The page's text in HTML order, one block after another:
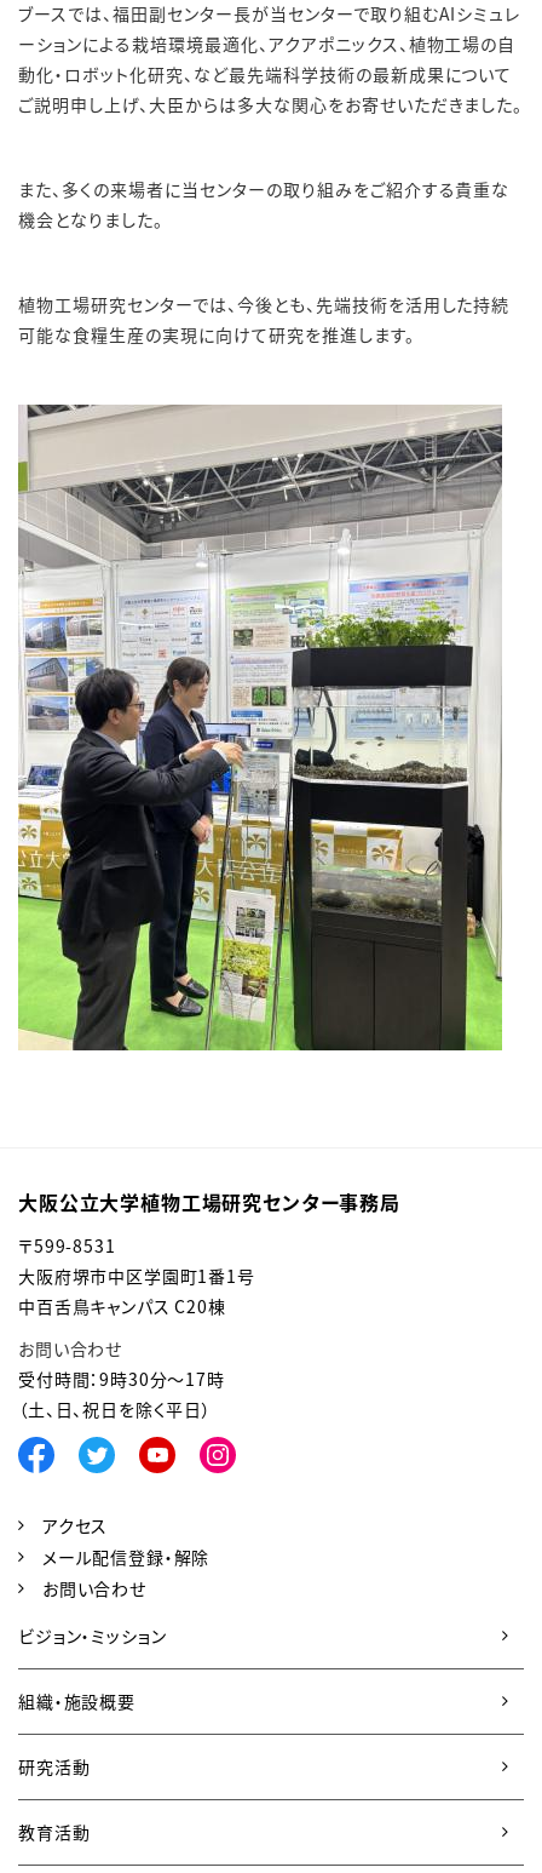
ブースでは、福田副センター長が当センターで取り組むAIシミュレ
ーションによる栽培環境最適化、アクアポニックス、植物工場の自
動化・ロボット化研究、など最先端科学技術の最新成果について
ご説明申し上げ、大臣からは多大な関心をお寄せいただきました。
また、多くの来場者に当センターの取り組みをご紹介する貴重な
機会となりました。
植物工場研究センターでは、今後とも、先端技術を活用した持続
可能な食糧生産の実現に向けて研究を推進します。
大阪公立大学植物工場研究センター事務局
〒599-8531
大阪府堺市中区学園町1番1号
中百舌鳥キャンパス C20棟
お問い合わせ
受付時間：9時30分～17時
（土、日、祝日を除く平日）
アクセス
メール配信登録・解除
お問い合わせ
ビジョン・ミッション
組織・施設概要
研究活動
教育活動